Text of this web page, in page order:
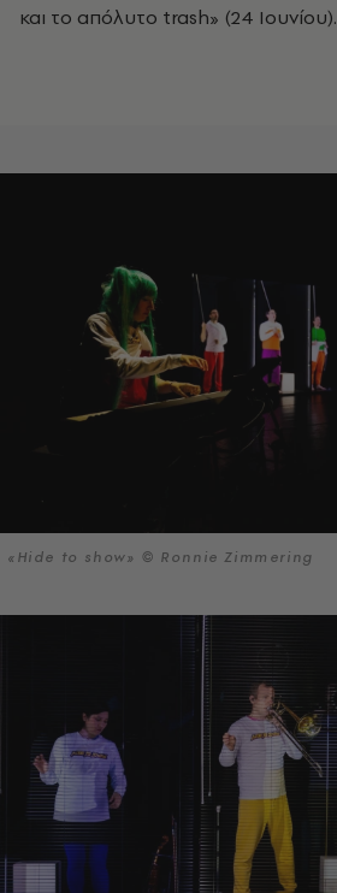
και το απόλυτο trash» (24 Ιουνίου).
«Hide to show» © Ronnie Zimmering